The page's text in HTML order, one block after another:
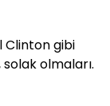
Clinton gibi
olmaları.